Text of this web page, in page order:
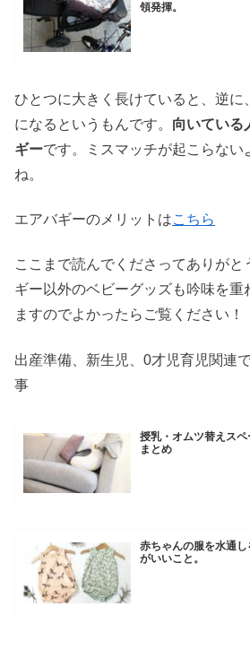
領発揮。
ひとつに大きく長けていると、逆に
になるというもんです。 向いている
ギーです。ミスマッチが起こらない
ね。
エアバギーのメリットはこちら
ここまで読んでくださってありが
ギー以外のベビーグッズも吟味を重
ますのでよかったらご覧ください！
出産準備、新生児、0才児育児関連
事
授乳・オムツ替えス
まとめ
赤ちゃんの服を水通
がいいこと。